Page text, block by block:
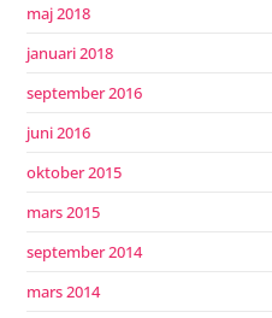
maj 2018
januari 2018
september 2016
juni 2016
oktober 2015
mars 2015
september 2014
mars 2014